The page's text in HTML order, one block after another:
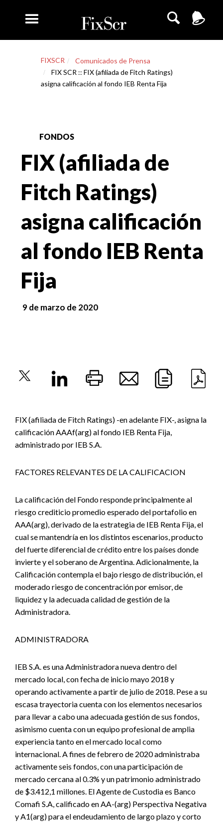
FIXSCR
Comunicados de Prensa
FIX SCR :: FIX (afiliada de Fitch Ratings)
asigna calificación al fondo IEB Renta Fija
FONDOS
FIX (afiliada de
Fitch Ratings)
asigna calificación
al fondo IEB Renta
Fija
9 de marzo de 2020
FIX (afiliada de Fitch Ratings) -en adelante FIX-, asigna la
calificación AAAf(arg) al fondo IEB Renta Fija,
administrado por IEB S.A.
FACTORES RELEVANTES DE LA CALIFICACION
La calificación del Fondo responde principalmente al
riesgo crediticio promedio esperado del portafolio en
AAA(arg), derivado de la estrategia de IEB Renta Fija, el
cual se mantendría en los distintos escenarios, producto
del fuerte diferencial de crédito entre los países donde
invierte y el soberano de Argentina. Adicionalmente, la
Calificación contempla el bajo riesgo de distribución, el
moderado riesgo de concentración por emisor, de
liquidez y la adecuada calidad de gestión de la
Administradora.
ADMINISTRADORA
IEB S.A. es una Administradora nueva dentro del
mercado local, con fecha de inicio mayo 2018 y
operando activamente a partir de julio de 2018. Pese a su
escasa trayectoria cuenta con los elementos necesarios
para llevar a cabo una adecuada gestión de sus fondos,
asimismo cuenta con un equipo profesional de amplia
experiencia tanto en el mercado local como
internacional. A fines de febrero de 2020 administraba
activamente seis fondos, con una participación de
mercado cercana al 0.3% y un patrimonio administrado
de $3.412,1 millones. El Agente de Custodia es Banco
Comafi S.A, calificado en AA-(arg) Perspectiva Negativa
y A1(arg) para el endeudamiento de largo plazo y corto